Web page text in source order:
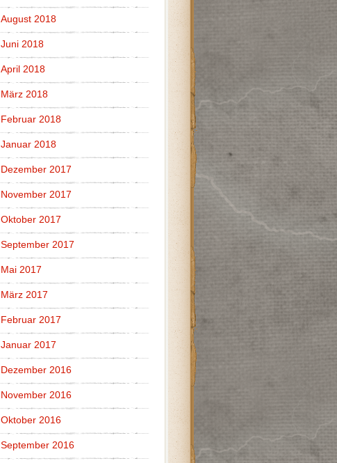
August 2018
Juni 2018
April 2018
März 2018
Februar 2018
Januar 2018
Dezember 2017
November 2017
Oktober 2017
September 2017
Mai 2017
März 2017
Februar 2017
Januar 2017
Dezember 2016
November 2016
Oktober 2016
September 2016